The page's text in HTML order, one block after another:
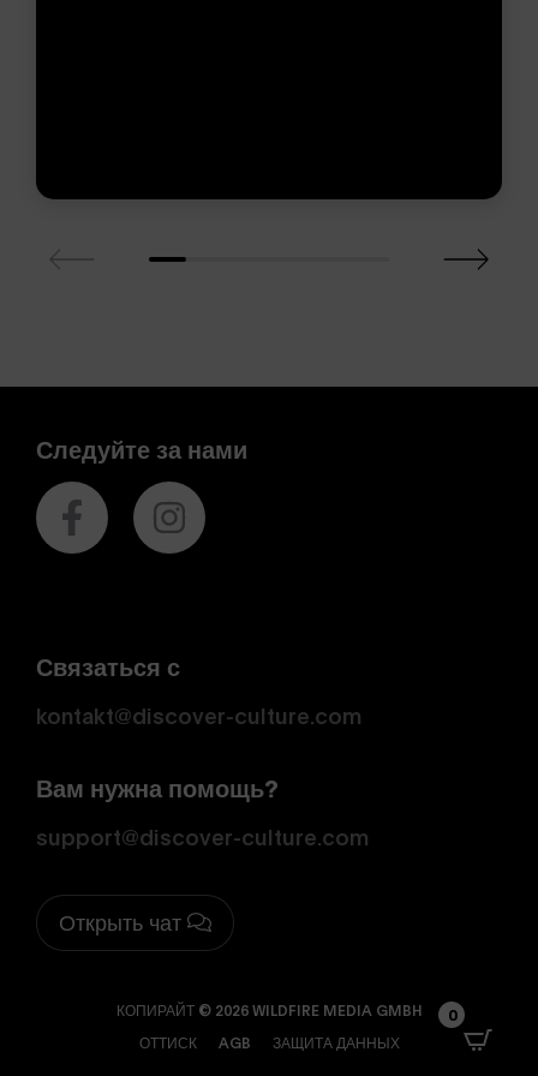
Следуйте за нами
Связаться с
kontakt@discover-culture.com
Вам нужна помощь?
support@discover-culture.com
Открыть чат
КОПИРАЙТ © 2026 WILDFIRE MEDIA GMBH
ОТТИСК
AGB ЗАЩИТА ДАННЫХ
0